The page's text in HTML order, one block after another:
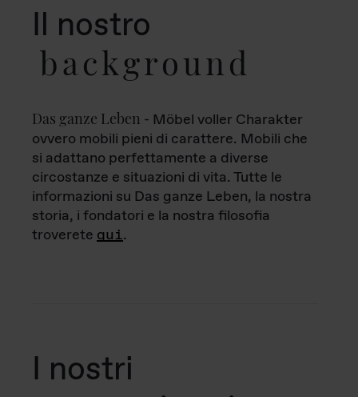
Il nostro
background
Das ganze Leben - Möbel voller Charakter
ovvero mobili pieni di carattere. Mobili che
si adattano perfettamente a diverse
circostanze e situazioni di vita. Tutte le
informazioni su Das ganze Leben, la nostra
storia, i fondatori e la nostra filosofia
troverete qui.
I nostri